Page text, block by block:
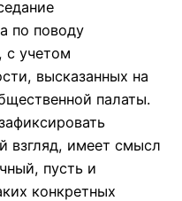
по поводу
с учетом
высказанных на
палаты.
взгляд, имеет смысл
пусть и
конкретных